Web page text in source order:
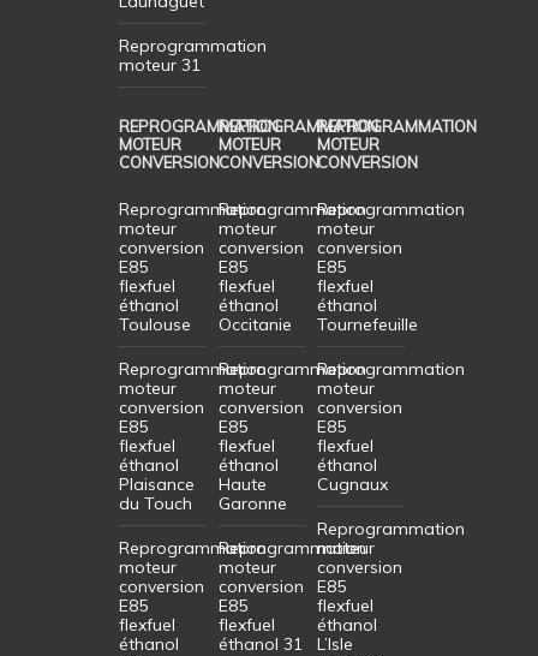
Reprogrammation
moteur 31
REPROGRAMMATION
MOTEUR
CONVERSION
Reprogrammation
moteur
conversion
E85
flexfuel
éthanol
Toulouse
Reprogrammation
moteur
conversion
E85
flexfuel
éthanol
Plaisance
du Touch
Reprogrammation
moteur
conversion
E85
flexfuel
éthanol
REPROGRAMMATION
MOTEUR
CONVERSION
Reprogrammation
moteur
conversion
E85
flexfuel
éthanol
Occitanie
Reprogrammation
moteur
conversion
E85
flexfuel
éthanol
Haute
Garonne
Reprogrammation
moteur
conversion
E85
flexfuel
éthanol 31
REPROGRAMMATION
MOTEUR
CONVERSION
Reprogrammation
moteur
conversion
E85
flexfuel
éthanol
Tournefeuille
Reprogrammation
moteur
conversion
E85
flexfuel
éthanol
Cugnaux
Reprogrammation
moteur
conversion
E85
flexfuel
éthanol
L’Isle